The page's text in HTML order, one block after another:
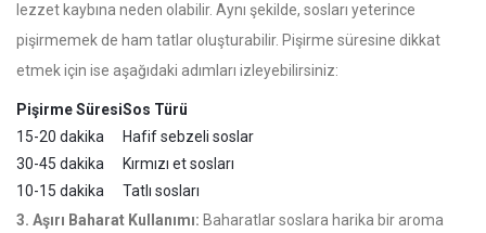
lezzet kaybına neden olabilir. Aynı şekilde, sosları yeterince
pişirmemek de ham tatlar oluşturabilir. Pişirme süresine dikkat
etmek için ise aşağıdaki adımları izleyebilirsiniz:
Pişirme SüresiSos Türü
15-20 dakika
Hafif sebzeli soslar
30-45 dakika
Kırmızı et sosları
10-15 dakika
Tatlı sosları
3. Aşırı Baharat Kullanımı: Baharatlar soslara harika bir aroma